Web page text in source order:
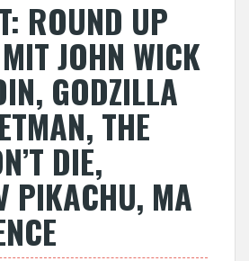
ROUND UP
JOHN WICK
GODZILLA
THE
DIE,
PIKACHU, MA